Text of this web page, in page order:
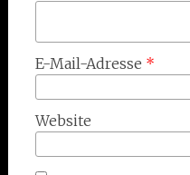
E-Mail-Adresse *
Website